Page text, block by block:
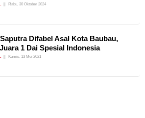
Rabu, 30 Oktober 2024
Difabel Asal Kota Baubau,
1 Dai Spesial Indonesia
Kamis, 13 Mei 2021